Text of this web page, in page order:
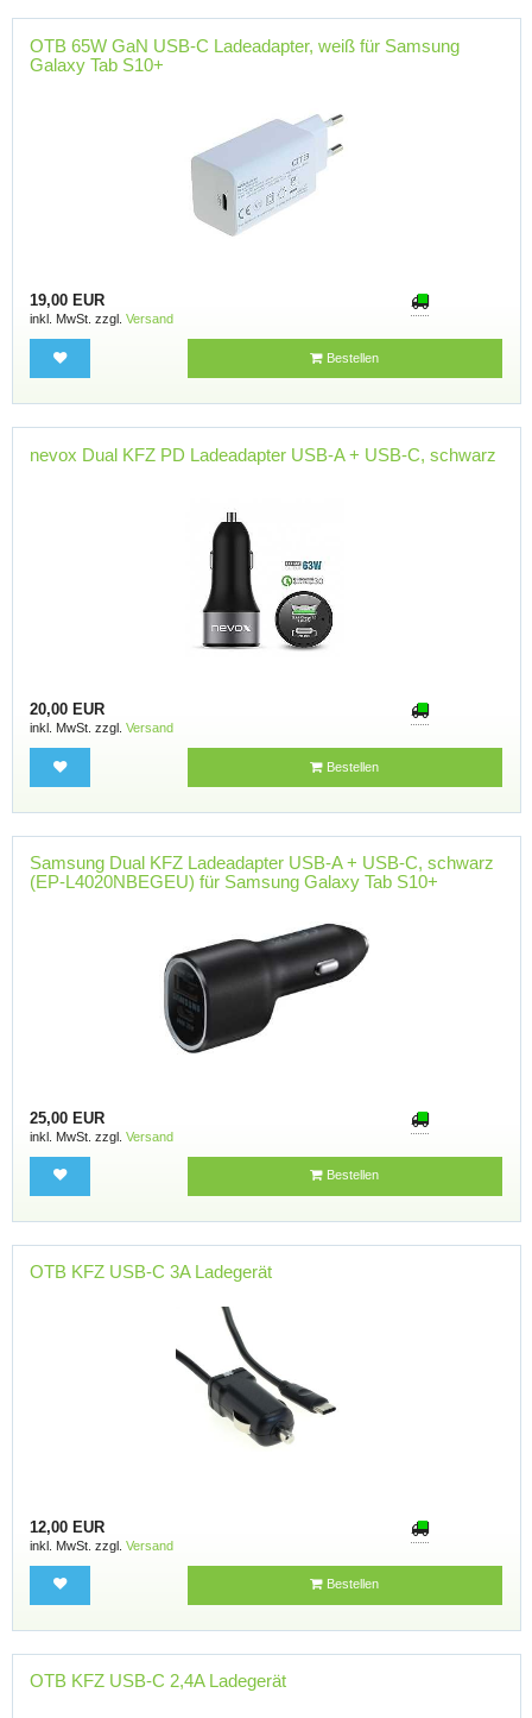
OTB 65W GaN USB-C Ladeadapter, weiß für Samsung
Galaxy Tab S10+
19,00 EUR
inkl. MwSt. zzgl. Versand
Bestellen
nevox Dual KFZ PD Ladeadapter USB-A + USB-C, schwarz
20,00 EUR
inkl. MwSt. zzgl. Versand
Bestellen
Samsung Dual KFZ Ladeadapter USB-A + USB-C, schwarz
(EP-L4020NBEGEU) für Samsung Galaxy Tab S10+
25,00 EUR
inkl. MwSt. zzgl. Versand
Bestellen
OTB KFZ USB-C 3A Ladegerät
12,00 EUR
inkl. MwSt. zzgl. Versand
Bestellen
OTB KFZ USB-C 2,4A Ladegerät